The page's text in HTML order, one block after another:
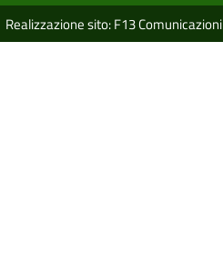
Realizzazione sito: F13 Comunicazioni